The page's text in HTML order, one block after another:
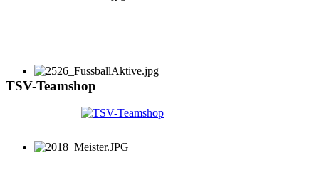
TSV-Teamshop